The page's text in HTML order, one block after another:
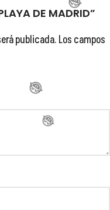
DE MADRID”
publicada. Los campos
😂